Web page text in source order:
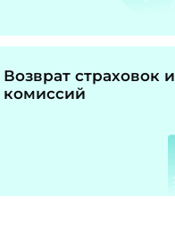
Возврат страховок и
комиссий